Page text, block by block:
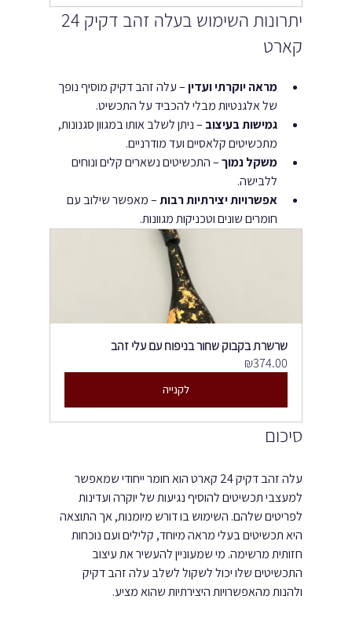
קארט
מראה יוקרתי ועדין – עלה זהב דקיק מוסיף נופך
של אלגנטיות מבלי להכביד על התכשיט.
גמישות בעיצוב – ניתן לשלב אותו במגוון סגנונות,
מתכשיטים קלאסיים ועד מודרניים.
משקל נמוך – התכשיטים נשארים קלים ונוחים
ללבישה.
אפשרויות יצירתיות רבות – מאפשר שילוב עם
חומרים שונים וטכניקות מגוונות.
שרשרת בקבוק שחור בניפוח עם עלי זהב
₪374.00
לקנייה
סיכום
עלה זהב דקיק 24 קארט הוא חומר ייחודי שמאפשר
למעצבי תכשיטים להוסיף נגיעות של יוקרה ועדינות
לפריטים שלהם. השימוש בו דורש מיומנות, אך התוצאה
היא תכשיטים בעלי מראה מיוחד, קלילים ועם נוכחות
חזותית מרשימה. מי שמעוניין להעשיר את עיצוב
התכשיטים שלו יכול לשקול לשלב עלה זהב דקיק
ולהנות מהאפשרויות היצירתיות שהוא מציע.